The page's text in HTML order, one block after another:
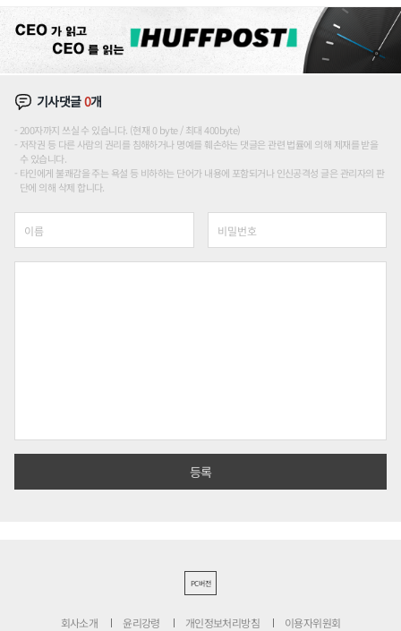
기사댓글0개
200자까지 쓰실 수 있습니다. (현재 0 byte / 최대 400byte)
저작권 등 다른 사람의 권리를 침해하거나 명예를 훼손하는 댓글은 관련 법률에 의해 제재를 받을
수 있습니다.
타인에게 불쾌감을 주는 욕설 등 비하하는 단어가 내용에 포함되거나 인신공격성 글은 관리자의 판
단에 의해 삭제 합니다.
PC버전
회사소개 윤리강령 개인정보처리방침 이용자위원회